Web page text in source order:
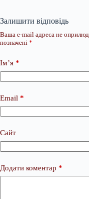
Залишити відповідь
Ваша e-mail адреса не
позначені *
Ім’я *
Email *
Сайт
Додати коментар *